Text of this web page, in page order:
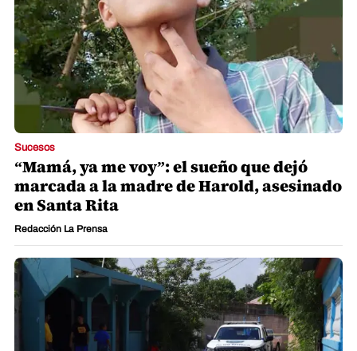
Sucesos
“Mamá, ya me voy”: el sueño que dejó
marcada a la madre de Harold, asesinado
en Santa Rita
Redacción La Prensa